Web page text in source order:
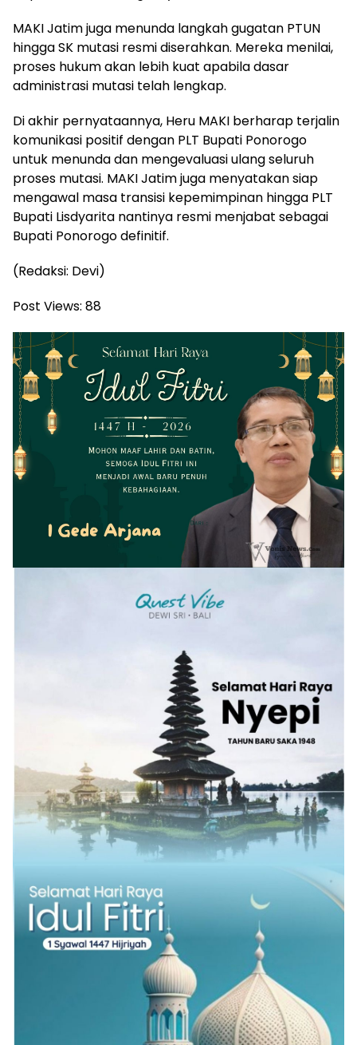
MAKI Jatim juga menunda langkah gugatan PTUN
hingga SK mutasi resmi diserahkan. Mereka menilai,
proses hukum akan lebih kuat apabila dasar
administrasi mutasi telah lengkap.
Di akhir pernyataannya, Heru MAKI berharap terjalin
komunikasi positif dengan PLT Bupati Ponorogo
untuk menunda dan mengevaluasi ulang seluruh
proses mutasi. MAKI Jatim juga menyatakan siap
mengawal masa transisi kepemimpinan hingga PLT
Bupati Lisdyarita nantinya resmi menjabat sebagai
Bupati Ponorogo definitif.
(Redaksi: Devi)
Post Views: 88